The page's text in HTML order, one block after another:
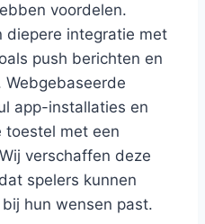
voordelen.
diepere integratie met
push berichten en
app-installaties en
toestel met een
verschaffen deze
spelers kunnen
hun wensen past.